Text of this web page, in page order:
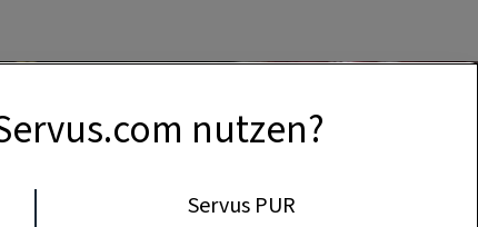
nutzen?
Servus PUR